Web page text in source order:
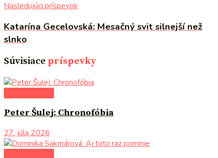
Nasledujúci príspevok
Katarína Gecelovská: Mesačný svit silnejší než
slnko
Súvisiace príspevky
Peter Šulej: Chronofóbia
27. júla 2026